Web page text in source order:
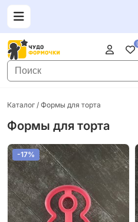
Каталог / Формы для торта
Формы для торта
-17%